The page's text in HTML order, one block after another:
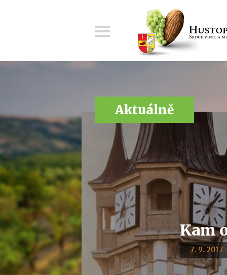
Aktuálně
Kam
7. 9. 2017